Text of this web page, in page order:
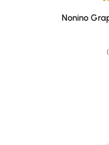
Durchschnittliche
Nonino